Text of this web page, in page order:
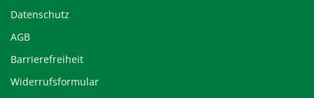
Datenschutz
AGB
Barrierefreiheit
Widerrufsformular